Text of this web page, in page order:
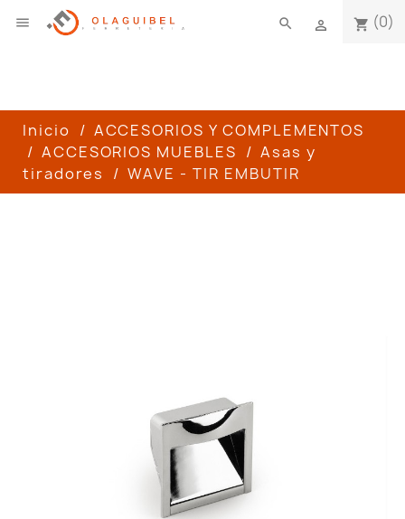
 shopping_cart (0)

search
Inicio
ACCESORIOS Y COMPLEMENTOS
ACCESORIOS MUEBLES
Asas y
tiradores
WAVE - TIR EMBUTIR